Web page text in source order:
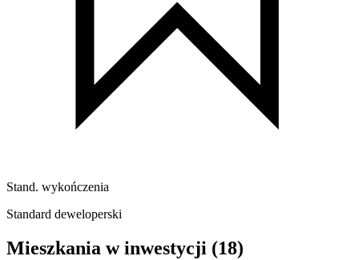
Stand. wykończenia
Standard deweloperski
Mieszkania w inwestycji (18)